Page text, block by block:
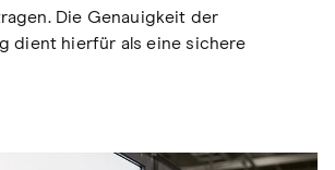
Die Genauigkeit der
dient hierfür als eine sichere